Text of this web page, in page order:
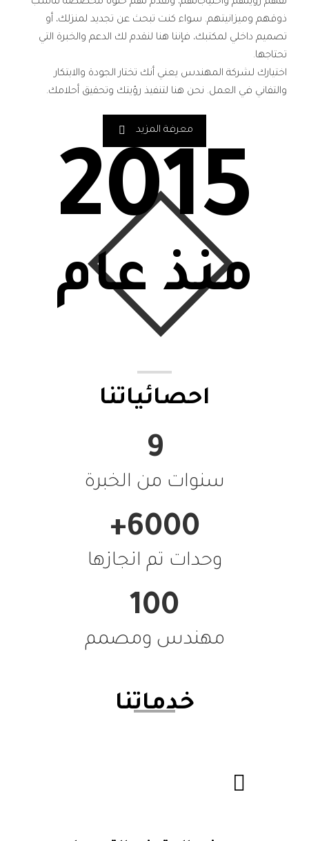
ذوقهم وميزانيتهم. سواء كنت تبحث عن تجديد لمنزلك، أو
تصميم داخلي لمكتبك، فإننا هنا لنقدم لك الدعم والخبرة التي
تحتاجها.
اختيارك لشركة المهندس يعني أنك تختار الجودة والابتكار
والتفاني في العمل. نحن هنا لتنفيذ رؤيتك وتحقيق أحلامك.
معرفة المزيد
2015
منذ عام
احصائياتنا
9
سنوات من الخبرة
6000
+
وحدات تم انجازها
100
مهندس ومصمم
خدماتنا